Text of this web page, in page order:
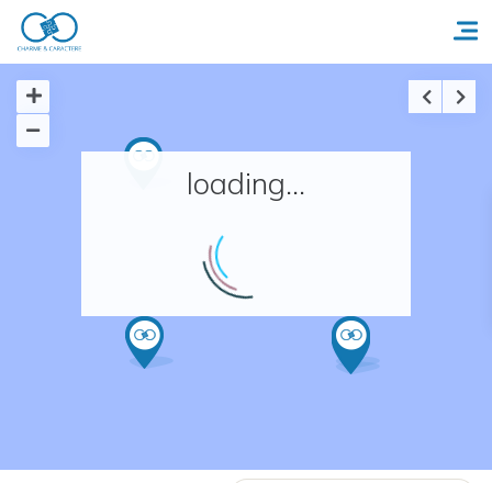
Accueil
Nos adresses en France
Nos collections
loading...